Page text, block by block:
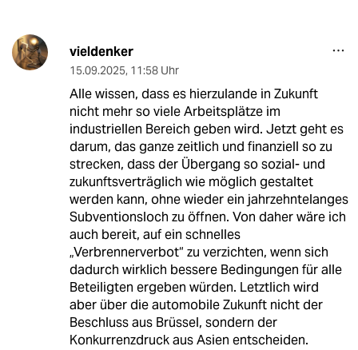
vieldenker
15.09.2025, 11:58 Uhr
Alle wissen, dass es hierzulande in Zukunft
nicht mehr so viele Arbeitsplätze im
industriellen Bereich geben wird. Jetzt geht es
darum, das ganze zeitlich und finanziell so zu
strecken, dass der Übergang so sozial- und
zukunftsverträglich wie möglich gestaltet
werden kann, ohne wieder ein jahrzehntelanges
Subventionsloch zu öffnen. Von daher wäre ich
auch bereit, auf ein schnelles
„Verbrennerverbot“ zu verzichten, wenn sich
dadurch wirklich bessere Bedingungen für alle
Beteiligten ergeben würden. Letztlich wird
aber über die automobile Zukunft nicht der
Beschluss aus Brüssel, sondern der
Konkurrenzdruck aus Asien entscheiden.